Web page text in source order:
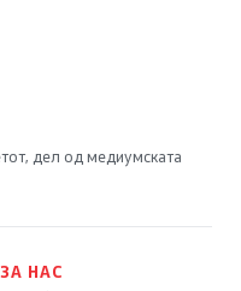
дел од медиумската
ЗА НАС